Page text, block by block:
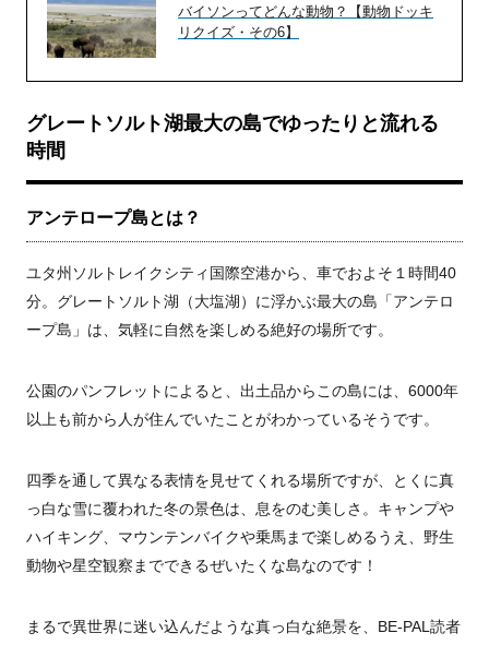
バイソンってどんな動物？【動物ドッキ
リクイズ・その6】
グレートソルト湖最大の島でゆったりと流れる
時間
アンテロープ島とは？
ユタ州ソルトレイクシティ国際空港から、車でおよそ１時間40
分。グレートソルト湖（大塩湖）に浮かぶ最大の島「アンテロ
ープ島」は、気軽に自然を楽しめる絶好の場所です。
公園のパンフレットによると、出土品からこの島には、6000年
以上も前から人が住んでいたことがわかっているそうです。
四季を通して異なる表情を見せてくれる場所ですが、とくに真
っ白な雪に覆われた冬の景色は、息をのむ美しさ。キャンプや
ハイキング、マウンテンバイクや乗馬まで楽しめるうえ、野生
動物や星空観察までできるぜいたくな島なのです！
まるで異世界に迷い込んだような真っ白な絶景を、BE-PAL読者